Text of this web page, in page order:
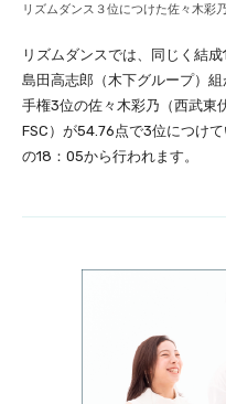
リズムダンス３位につけた佐々木
リズムダンスでは、同じく結
島田高志郎（木下グループ）
手権3位の佐々木彩乃（西武東
FSC）が54.76点で3位につけ
の18：05から行われます。